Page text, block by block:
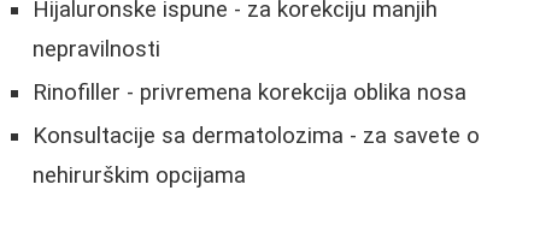
Hijaluronske ispune - za korekciju manjih
nepravilnosti
Rinofiller - privremena korekcija oblika nosa
Konsultacije sa dermatolozima - za savete o
nehirurškim opcijama